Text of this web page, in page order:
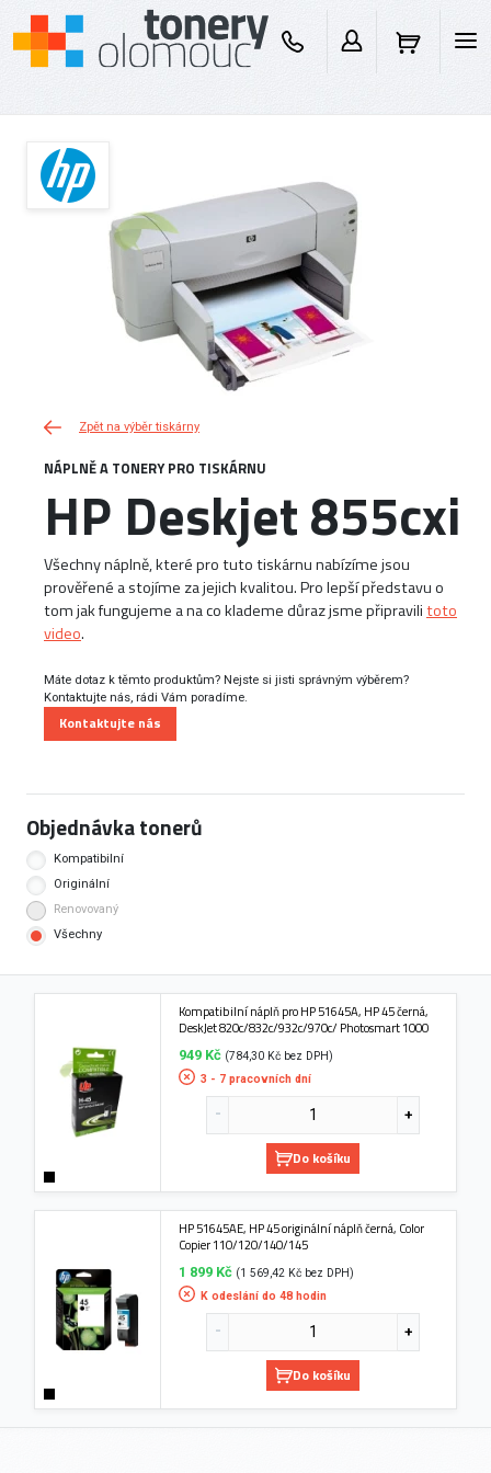
Zpět na výběr tiskárny
NÁPLNĚ A TONERY PRO TISKÁRNU
HP Deskjet 855cxi
Všechny náplně, které pro tuto tiskárnu nabízíme jsou
prověřené a stojíme za jejich kvalitou. Pro lepší představu o
tom jak fungujeme a na co klademe důraz jsme připravilitoto
video.
Máte dotaz k těmto produktům? Nejste si jisti správným výběrem?
Kontaktujte nás, rádi Vám poradíme.
Kontaktujte nás
Objednávka tonerů
Kompatibilní
Originální
Renovovaný
Všechny
Kompatibilní náplň pro HP 51645A, HP 45 černá,
DeskJet 820c/832c/932c/970c/ Photosmart 1000
949 Kč (784,30 Kč bez DPH)
3 - 7 pracovních dní
Do košíku
HP 51645AE, HP 45 originální náplň černá, Color
Copier 110/120/140/145
1 899 Kč (1 569,42 Kč bez DPH)
K odeslání do 48 hodin
Do košíku